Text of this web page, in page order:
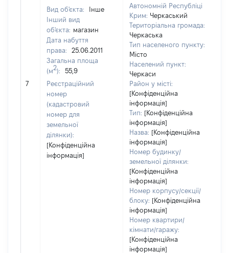
7
Вид об'єкта:
Інше
Інший вид
об'єкта: магазин
Дата набуття
права:
25.06.2011
Загальна площа
(м2):
55,9
Реєстраційний
номер
(кадастровий
номер для
земельної
ділянки):
[Конфіденційна
інформація]
Автономній Республіці
Крим: Черкаський
Територіальна громада:
Черкаська
Тип населеного пункту:
Місто
Населений пункт:
Черкаси
Район у місті:
[Конфіденційна
інформація]
Тип: [Конфіденційна
інформація]
Назва: [Конфіденційна
інформація]
Номер будинку/
земельної ділянки:
[Конфіденційна
інформація]
Номер корпусу/секції/
блоку: [Конфіденційна
інформація]
Номер квартири/
кімнати/гаражу:
[Конфіденційна
інформація]